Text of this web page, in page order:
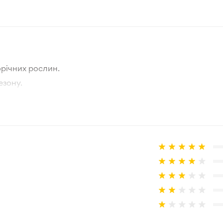
Звичайний ґрунт
рослин.
товара та реальної рослини.